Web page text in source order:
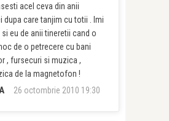
acel ceva din anii
dupa care tanjim cu totii . Imi
eu de anii tineretii cand o
de o petrecere cu bani
, fursecuri si muzica ,
de la magnetofon !
26 octombrie 2010 19:30